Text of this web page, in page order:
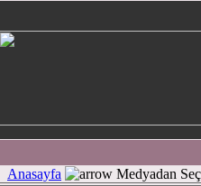
Anasayfa
Medyadan